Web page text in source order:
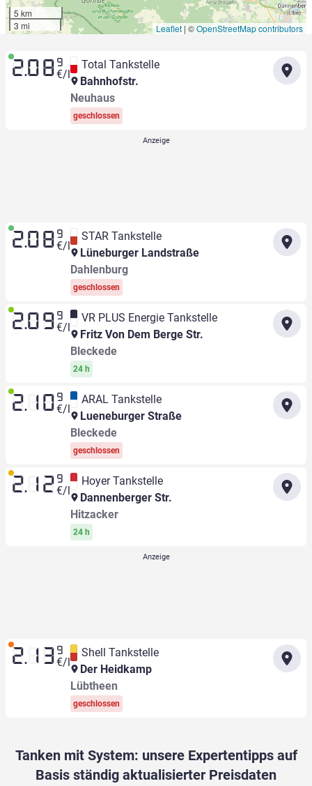
5 km
3 mi
Leaflet | ©OpenStreetMap contributors
2.08 9
€/l
Total Tankstelle
Bahnhofstr.
Neuhaus
geschlossen
2.08 9
€/l
STAR Tankstelle
Lüneburger Landstraße
Dahlenburg
geschlossen
2.09 9
€/l
VR PLUS Energie Tankstelle
Fritz Von Dem Berge Str.
Bleckede
24 h
2.10 9
€/l
ARAL Tankstelle
Lueneburger Straße
Bleckede
geschlossen
2.12 9
€/l
Hoyer Tankstelle
Dannenberger Str.
Hitzacker
24 h
2.13 9
€/l
Shell Tankstelle
Der Heidkamp
Lübtheen
geschlossen
Tanken mit System: unsere Expertentipps auf
Basis ständig aktualisierter Preisdaten